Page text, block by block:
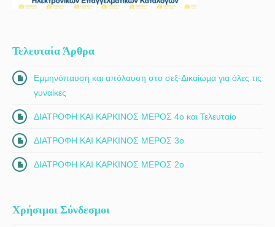
Τελευταία Άρθρα
Εμμηνόπαυση και απόλαυση στο σεξ-Δικαίωμα για όλες τις
γυναίκες
ΔΙΑΤΡΟΦΗ ΚΑΙ ΚΑΡΚΙΝΟΣ ΜΕΡΟΣ 4ο και Τελευταίο
ΔΙΑΤΡΟΦΗ ΚΑΙ ΚΑΡΚΙΝΟΣ ΜΕΡΟΣ 3ο
ΔΙΑΤΡΟΦΗ ΚΑΙ ΚΑΡΚΙΝΟΣ ΜΕΡΟΣ 2ο
Χρήσιμοι Σύνδεσμοι